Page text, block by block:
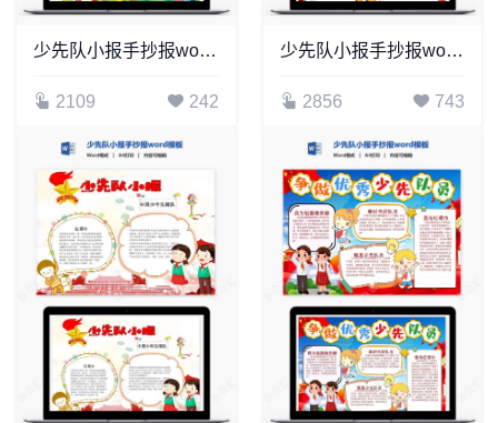
少先队小报手抄报word模板(13)
2109 242
少先队小报手抄报word模板(4)
2856 743